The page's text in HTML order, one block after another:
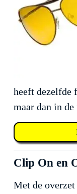
heeft dezelfde
maar dan in
Clip On en
Met de